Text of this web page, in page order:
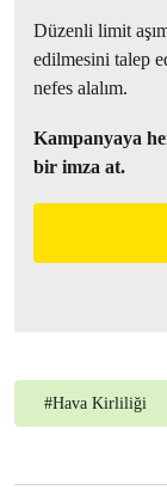
Düzenli limit
edilmesini talep
nefes alalım.
Kampanyaya
bir imza at.
#Hava Kirliliği